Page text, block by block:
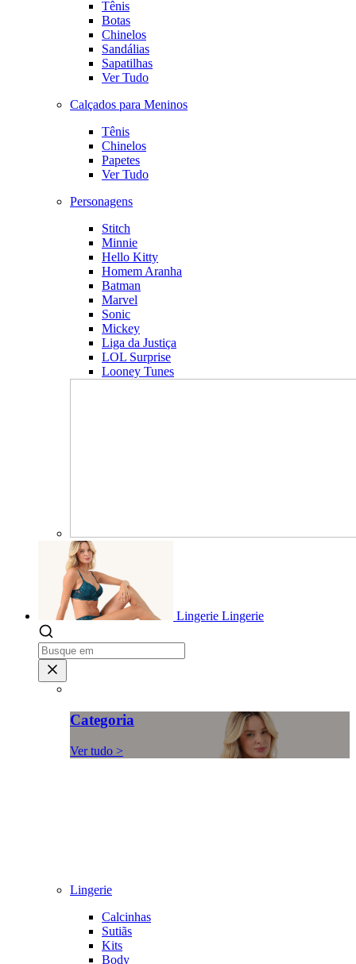
Tênis
Botas
Chinelos
Sandálias
Sapatilhas
Ver Tudo
Calçados para Meninos
Tênis
Chinelos
Papetes
Ver Tudo
Personagens
Stitch
Minnie
Hello Kitty
Homem Aranha
Batman
Marvel
Sonic
Mickey
Liga da Justiça
LOL Surprise
Looney Tunes
Lingerie Lingerie
Categoria
Ver tudo >
Lingerie
Calcinhas
Sutiãs
Kits
Body